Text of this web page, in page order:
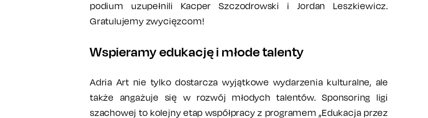
podium uzupełnili Kacper Szczodrowski i Jordan Leszkiewicz.
Gratulujemy zwycięzcom!
Wspieramy edukację i młode talenty
Adria Art nie tylko dostarcza wyjątkowe wydarzenia kulturalne, ale
także angażuje się w rozwój młodych talentów. Sponsoring ligi
szachowej to kolejny etap współpracy z programem „Edukacja przez